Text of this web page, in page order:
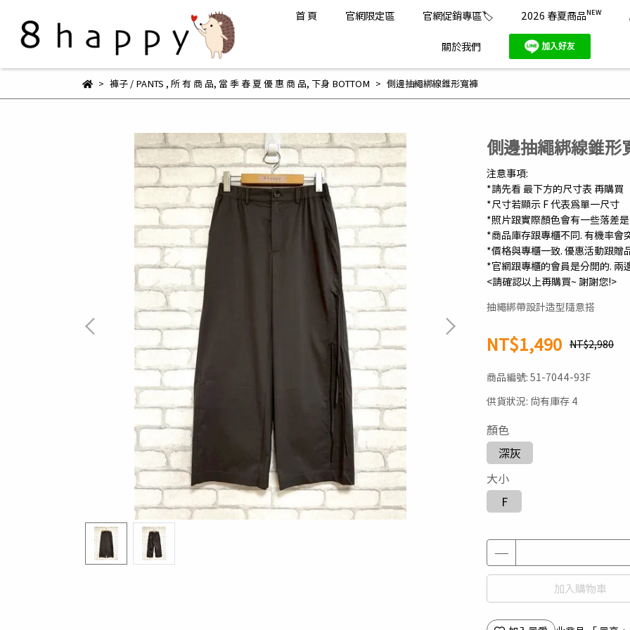
首 頁 官網限定區 官網促銷專區🏷️ 2026 春夏商品ᴺᴱᵂ
關於我們
褲子 / PANTS , 所 有 商 品, 當 季 春 夏 優 惠 商 品, 下身 BOTTOM 側邊抽繩綁線錐形寬褲
側邊抽繩綁線錐形
注意事項:
*請先看 最下方的尺寸表 再購買
*尺寸若顯示 F 代表為單一尺寸
*照片跟實際顏色會有一些落差
*商品庫存跟專櫃不同. 有機率會
*價格與專櫃一致. 優惠活動跟贈
*官網跟專櫃的會員是分開的. 兩
<請確認以上再購買~ 謝謝您!>
抽繩綁帶設計造型隨意搭
NT$1,490 NT$2,980
商品編號: 51-7044-93F
供貨狀況: 尚有庫存 4
顏色
深灰
大小
F
加入購物車